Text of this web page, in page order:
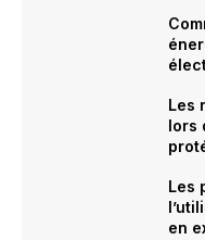
Les
lors
Les
en